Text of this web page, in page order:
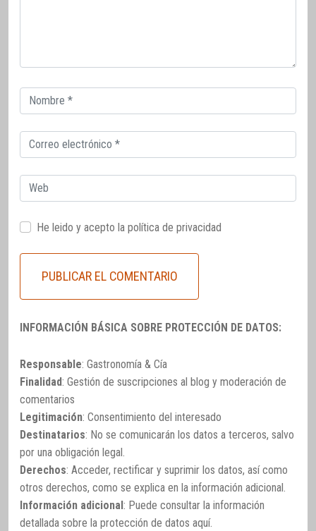
Correo
electrónico
Correo
electrónico
Web
He leido y acepto la política de privacidad
INFORMACIÓN BÁSICA SOBRE PROTECCIÓN DE DATOS:
Responsable: Gastronomía & Cía
Finalidad: Gestión de suscripciones al blog y moderación de
comentarios
Legitimación: Consentimiento del interesado
Destinatarios: No se comunicarán los datos a terceros, salvo
por una obligación legal.
Derechos: Acceder, rectificar y suprimir los datos, así como
otros derechos, como se explica en la información adicional.
Información adicional : Puede consultar la información
detallada sobre la protección de datos aquí.